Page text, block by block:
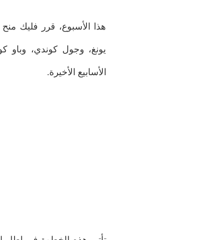
هذا الأسبوع، قرر فليك
يونغ، وجول كوندي، وباو
الأسابيع الأخيرة.